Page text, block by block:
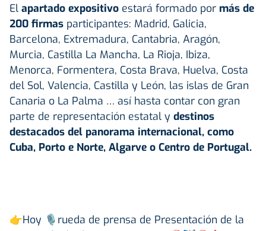
El apartado expositivo estará formado por más de
200 firmas participantes: Madrid, Galicia,
Barcelona, Extremadura, Cantabria, Aragón,
Murcia, Castilla La Mancha, La Rioja, Ibiza,
Menorca, Formentera, Costa Brava, Huelva, Costa
del Sol, Valencia, Castilla y León, las islas de Gran
Canaria o La Palma … así hasta contar con gran
parte de representación estatal y destinos
destacados del panorama internacional, como
Cuba, Porto e Norte, Algarve o Centro de Portugal.
👉Hoy 🎙️rueda de prensa de Presentación de la